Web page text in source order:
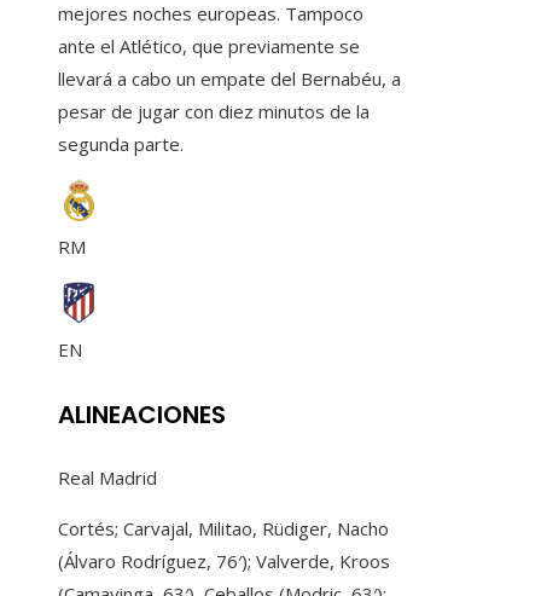
mejores noches europeas. Tampoco
ante el Atlético, que previamente se
llevará a cabo un empate del Bernabéu, a
pesar de jugar con diez minutos de la
segunda parte.
RM
EN
ALINEACIONES
Real Madrid
Cortés; Carvajal, Militao, Rüdiger, Nacho
(Álvaro Rodríguez, 76′); Valverde, Kroos